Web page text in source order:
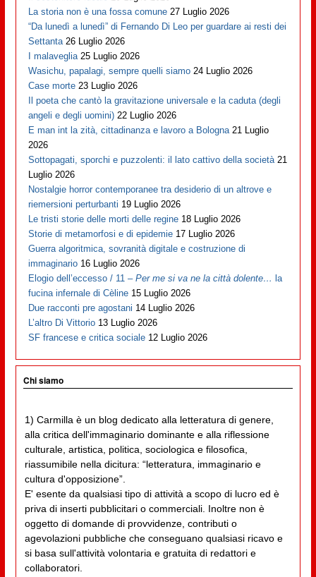
La storia non è una fossa comune 27 Luglio 2026
“Da lunedì a lunedì” di Fernando Di Leo per guardare ai resti dei
Settanta 26 Luglio 2026
I malaveglia 25 Luglio 2026
Wasichu, papalagi, sempre quelli siamo 24 Luglio 2026
Case morte 23 Luglio 2026
Il poeta che cantò la gravitazione universale e la caduta (degli
angeli e degli uomini) 22 Luglio 2026
E man int la zità, cittadinanza e lavoro a Bologna 21 Luglio
2026
Sottopagati, sporchi e puzzolenti: il lato cattivo della società 21
Luglio 2026
Nostalgie horror contemporanee tra desiderio di un altrove e
riemersioni perturbanti 19 Luglio 2026
Le tristi storie delle morti delle regine 18 Luglio 2026
Storie di metamorfosi e di epidemie 17 Luglio 2026
Guerra algoritmica, sovranità digitale e costruzione di
immaginario 16 Luglio 2026
Elogio dell’eccesso / 11 –Per me si va ne la città dolente… la
fucina infernale di Cèline 15 Luglio 2026
Due racconti pre agostani 14 Luglio 2026
L’altro Di Vittorio 13 Luglio 2026
SF francese e critica sociale 12 Luglio 2026
Chi siamo
1) Carmilla è un blog dedicato alla letteratura di genere,
alla critica dell'immaginario dominante e alla riflessione
culturale, artistica, politica, sociologica e filosofica,
riassumibile nella dicitura: “letteratura, immaginario e
cultura d'opposizione”.
E' esente da qualsiasi tipo di attività a scopo di lucro ed è
priva di inserti pubblicitari o commerciali. Inoltre non è
oggetto di domande di provvidenze, contributi o
agevolazioni pubbliche che conseguano qualsiasi ricavo e
si basa sull'attività volontaria e gratuita di redattori e
collaboratori.